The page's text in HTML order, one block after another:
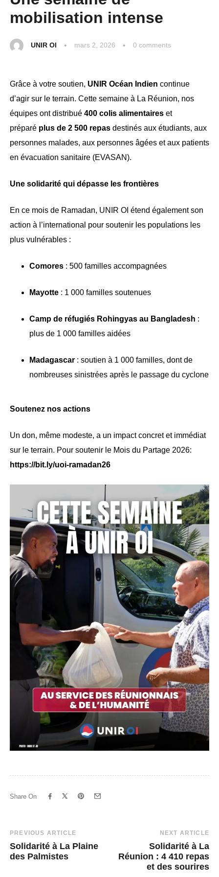
mobilisation intense
UNIR OI mars 2, 2026 0 comments
Grâce à votre soutien, UNIR Océan Indien continue
d’agir sur le terrain. Cette semaine à La Réunion, nos
équipes ont distribué 400 colis alimentaires et
préparé plus de 2 500 repas destinés aux étudiants, aux
personnes malades, aux personnes âgées et aux patients
en évacuation sanitaire (EVASAN).
Une solidarité qui dépasse les frontières
En ce mois de Ramadan, UNIR OI étend également son
action à l’international pour soutenir les populations les
plus vulnérables :
Comores : 500 familles accompagnées
Mayotte : 1 000 familles soutenues
Camp de réfugiés Rohingyas au Bangladesh :
plus de 1 000 familles aidées
Madagascar : soutien à 1 000 familles, dont de
nombreuses sinistrées après le passage du cyclone
Soutenez nos actions
Un don, même modeste, a un impact concret et immédiat
sur le terrain. Pour soutenir le Mois du Partage 2026:
https://bit.ly/uoi-ramadan26
Share On
Post
Navigation
PREVIOUS ARTICLE
Solidarité à La Plaine
des Palmistes
NEXT ARTICLE
Solidarité à La
Réunion : 4 410 repas
et des sourires